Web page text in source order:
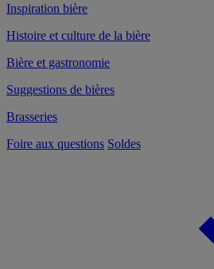
Inspiration bière
Histoire et culture de la bière
Bière et gastronomie
Suggestions de bières
Brasseries
Foire aux questions Soldes